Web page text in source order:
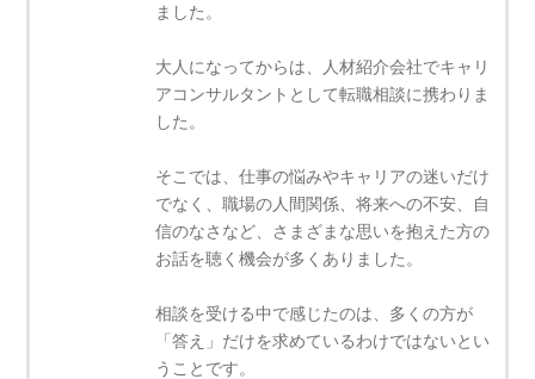
ました。
大人になってからは、人材紹介会社でキャリ
アコンサルタントとして転職相談に携わりま
した。
そこでは、仕事の悩みやキャリアの迷いだけ
でなく、職場の人間関係、将来への不安、自
信のなさなど、さまざまな思いを抱えた方の
お話を聴く機会が多くありました。
相談を受ける中で感じたのは、多くの方が
「答え」だけを求めているわけではないとい
うことです。